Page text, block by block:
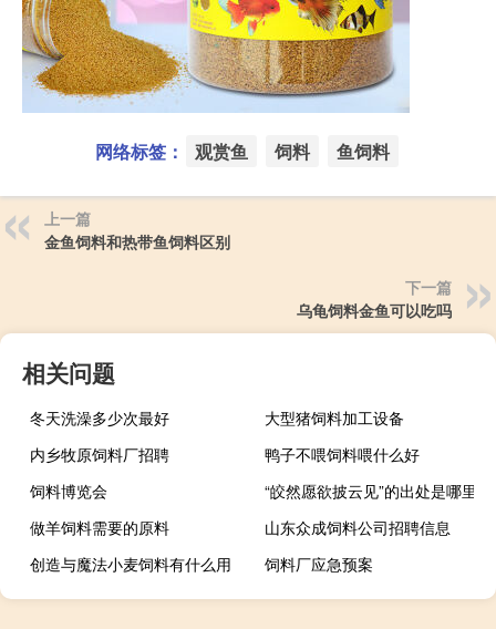
网络标签： 观赏鱼 饲料 鱼饲料
上一篇
金鱼饲料和热带鱼饲料区别
下一篇
乌龟饲料金鱼可以吃吗
相关问题
冬天洗澡多少次最好
大型猪饲料加工设备
内乡牧原饲料厂招聘
鸭子不喂饲料喂什么好
饲料博览会
“皎然愿欲披云见”的出处是哪里
做羊饲料需要的原料
山东众成饲料公司招聘信息
创造与魔法小麦饲料有什么用
饲料厂应急预案